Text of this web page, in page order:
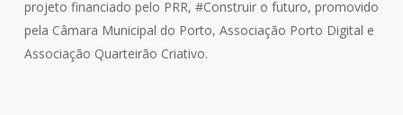
projeto financiado pelo PRR, #Construir o futuro, promovido
pela Câmara Municipal do Porto, Associação Porto Digital e
Associação Quarteirão Criativo.